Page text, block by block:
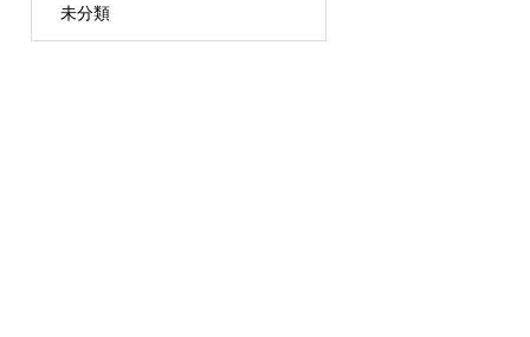
未分類